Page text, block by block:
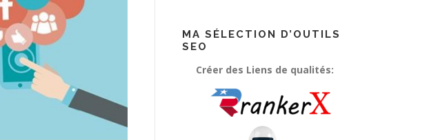
MA SÉLECTION D’OUTILS
SEO
Créer des Liens de qualités: